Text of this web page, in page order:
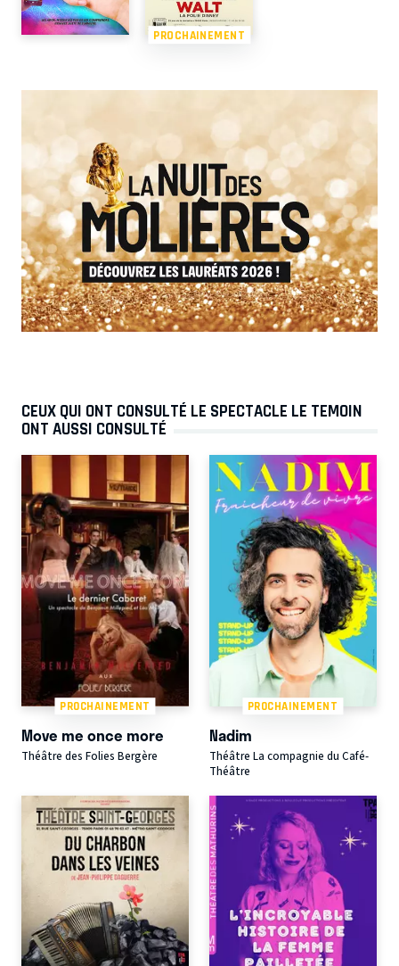
PROCHAINEMENT
CEUX QUI ONT CONSULTÉ LE SPECTACLE LE TEMOIN
ONT AUSSI CONSULTÉ
PROCHAINEMENT
Move me once more
Théâtre des Folies Bergère
PROCHAINEMENT
Nadim
Théâtre La compagnie du Café-
Théâtre